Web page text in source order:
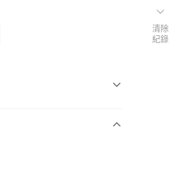
清除
紀錄